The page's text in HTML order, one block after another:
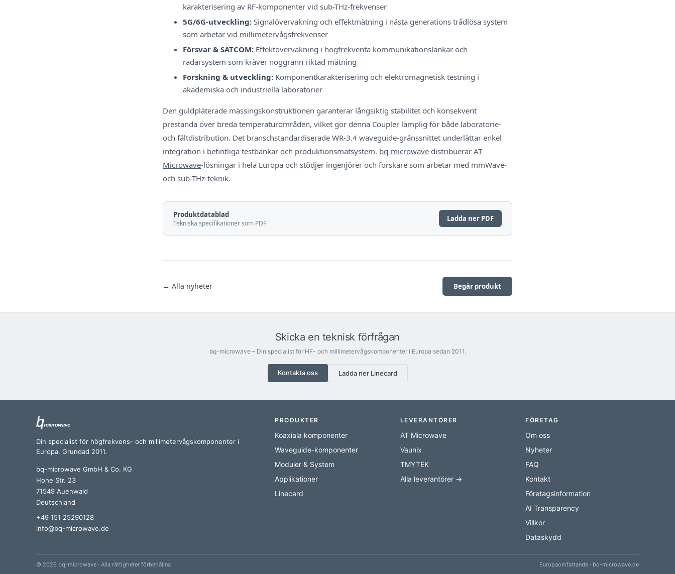
karakterisering av RF-komponenter vid sub-THz-frekvenser
5G/6G-utveckling: Signalövervakning och effektmätning i nästa generations trådlösa system
som arbetar vid millimetervågsfrekvenser
Försvar & SATCOM: Effektövervakning i högfrekventa kommunikationslänkar och
radarsystem som kräver noggrann riktad mätning
Forskning & utveckling: Komponentkarakterisering och elektromagnetisk testning i
akademiska och industriella laboratorier
Den guldpläterade mässingskonstruktionen garanterar långsiktig stabilitet och konsekvent
prestanda över breda temperaturområden, vilket gör denna Coupler lämplig för både laboratorie-
och fältdistribution. Det branschstandardiserade WR-3.4 waveguide-gränssnittet underlättar enkel
integration i befintliga testbänkar och produktionsmätsystem. bq-microwave distribuerar AT
Microwave-lösningar i hela Europa och stödjer ingenjörer och forskare som arbetar med mmWave-
och sub-THz-teknik.
Produktdatablad
Tekniska specifikationer som PDF Ladda ner PDF
← Alla nyheter Begär produkt
Skicka en teknisk förfrågan
bq-microwave – Din specialist för HF- och millimetervågskomponenter i Europa sedan 2011.
Kontakta oss Ladda ner Linecard
Din specialist för högfrekvens- och millimetervågskomponenter i
Europa. Grundad 2011.
bq-microwave GmbH & Co. KG
Hohe Str. 23
71549 Auenwald
Deutschland
+49 151 25290128
info@bq-microwave.de
PRODUKTER
Koaxiala komponenter
Waveguide-komponenter
Moduler & System
Applikationer
Linecard
LEVERANTÖRER
AT Microwave
Vaunix
TMYTEK
Alla leverantörer →
FÖRETAG
Om oss
Nyheter
FAQ
Kontakt
Företagsinformation
AI Transparency
Villkor
Dataskydd
© 2026 bq-microwave · Alla rättigheter förbehållna Europaomfattande · bq-microwave.de